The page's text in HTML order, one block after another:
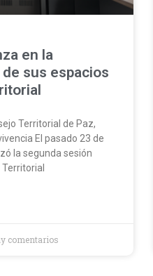
en la
sus espacios
Territorial de Paz,
El pasado 23 de
la segunda sesión
comentarios